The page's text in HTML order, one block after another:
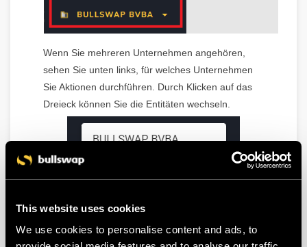
This website uses cookies
We use cookies to personalise content and ads, to
Wenn Sie mehreren Unternehmen angehören,
sehen Sie unten links, für welches Unternehmen
Sie Aktionen durchführen. Durch Klicken auf das
Dreieck können Sie die Entitäten wechseln.